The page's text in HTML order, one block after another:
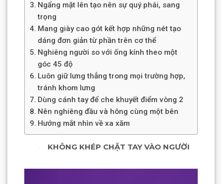
Ngẩng mặt lên tạo nên sự quý phái, sang
trọng
Mang giày cao gót kết hợp những nét tạo
dáng đơn giản từ phần trên cơ thể
Nghiêng người so với ống kính theo một
góc 45 độ
Luôn giữ lưng thẳng trong mọi trường hợp,
tránh khom lưng
Dùng cánh tay để che khuyết điểm vòng 2
Nên nghiêng đầu và hông cùng một bên
Hướng mắt nhìn về xa xăm
KHÔNG KHÉP CHẶT TAY VÀO NGƯỜI